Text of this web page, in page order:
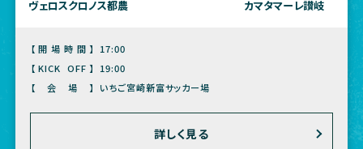
ヴェロスクロノス都農 カマタマーレ讃岐
【開場時間】
17:00
【KICK OFF】
19:00
【会場】
いちご宮崎新富サッカー場
詳しく見る